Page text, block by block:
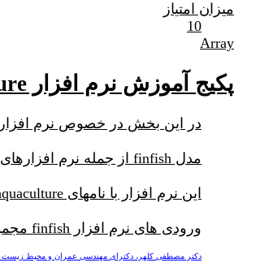
میزان امتیاز
10
Array
پکیج آموزش نرم افزار finfish aquaculture خدمات اکوسیستم پرورش ماهی
در این بخش در خصوص نرم افزار finfish aquaculture بحث خواهیم کرد.
مدل finfish از جمله نرم افزارهای مجموعه invest می باشد که به ارزشگذاری خدمات اکوسیستمی می پردازند.
این نرم افزار با نامهای marine fish، finfish aquaculture و finfish شناخته می شود.
ورودی های نرم افزار finfish مجموعه شیپ فایلها shp و فایلهای اکسل می باشد.
دکتر مصطفی کلهر، دکترای مهندسی عمران و محیط زیست